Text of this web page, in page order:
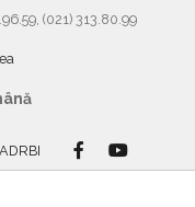
(021) 313.80.99
ADRBI